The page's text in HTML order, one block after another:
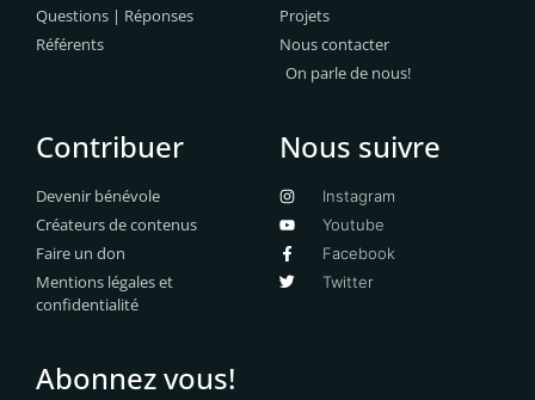
Questions | Réponses
Référents
Projets
Nous contacter
On parle de nous!
Contribuer
Devenir bénévole
Créateurs de contenus
Faire un don
Mentions légales et
confidentialité
Nous suivre
Instagram
Youtube
Facebook
Twitter
Abonnez vous!